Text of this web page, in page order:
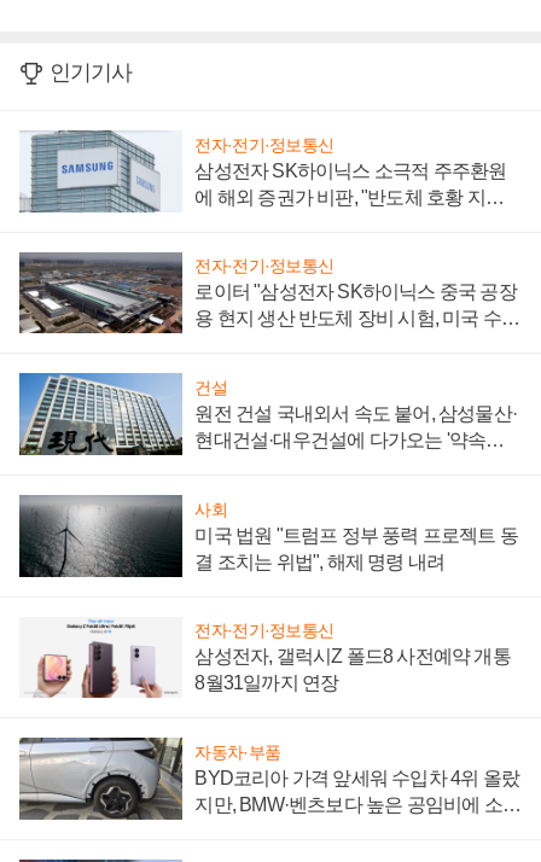
인기기사
전자·전기·정보통신
삼성전자 SK하이닉스 소극적 주주환원
에 해외 증권가 비판, "반도체 호황 지속
전자·전기·정보통신
로이터 "삼성전자 SK하이닉스 중국 공장
용 현지 생산 반도체 장비 시험, 미국 수출
건설
원전 건설 국내외서 속도 붙어, 삼성물산·
현대건설·대우건설에 다가오는 '약속의
사회
미국 법원 "트럼프 정부 풍력 프로젝트 동
결 조치는 위법", 해제 명령 내려
전자·전기·정보통신
삼성전자, 갤럭시Z 폴드8 사전예약 개통
8월31일까지 연장
자동차·부품
BYD코리아 가격 앞세워 수입차 4위 올랐
지만, BMW·벤츠보다 높은 공임비에 소비